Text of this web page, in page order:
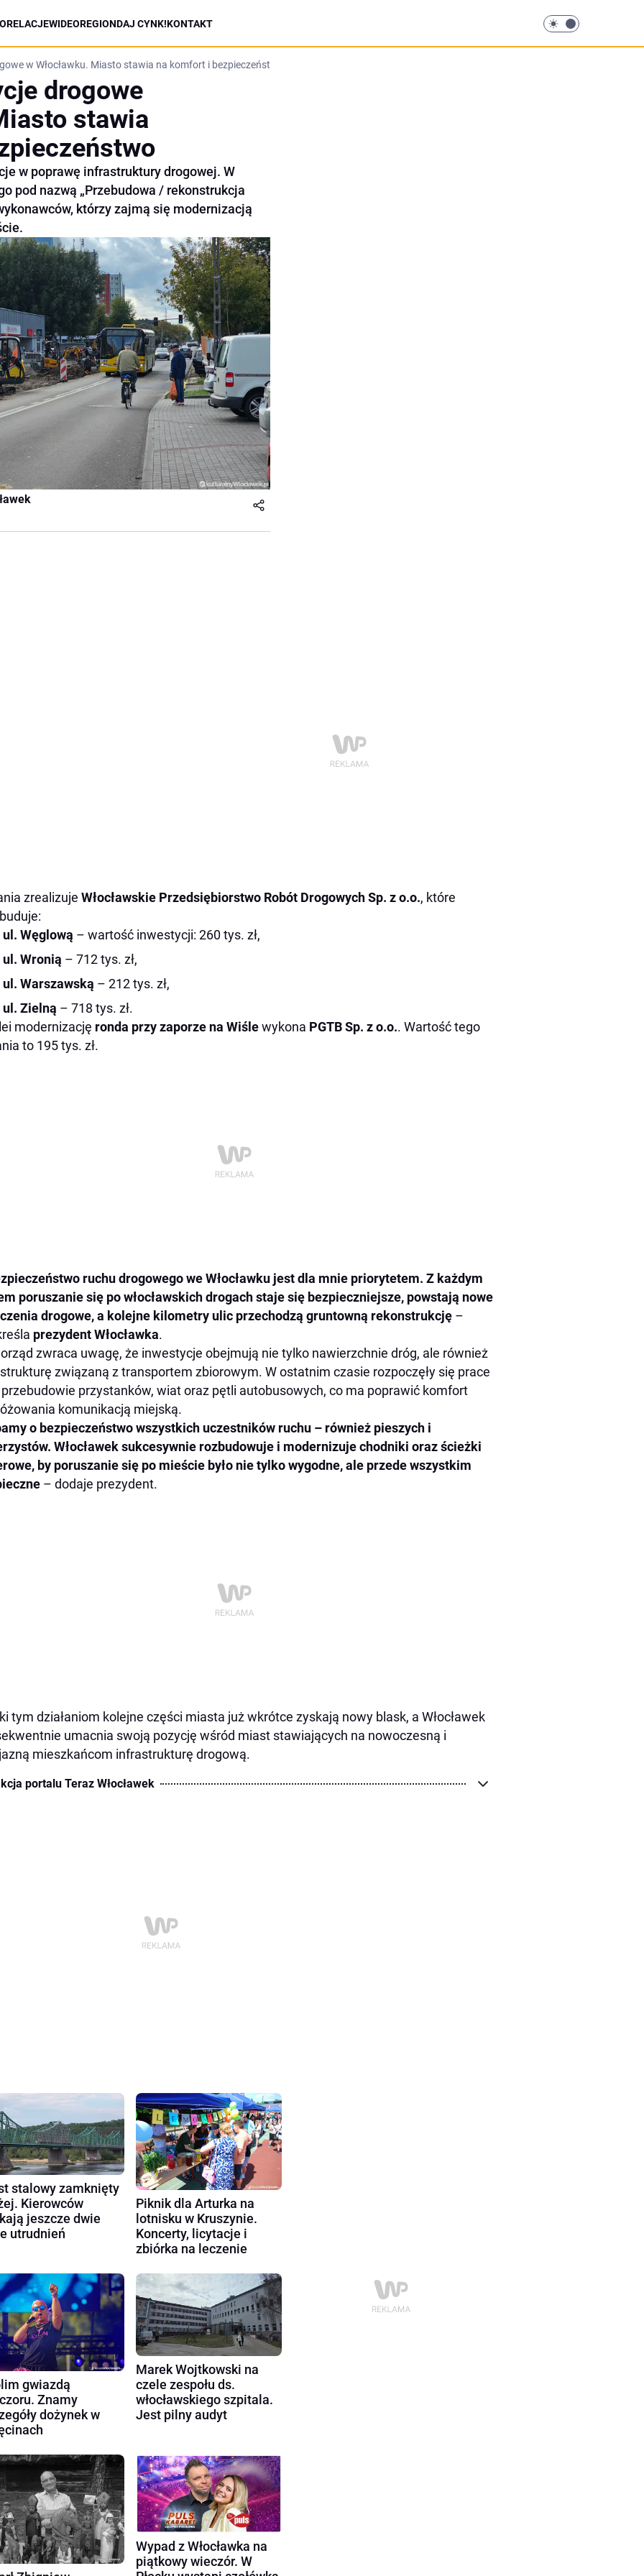
WIDEOREGIONDAJ CYNK!KONTAKT
w Włocławku. Miasto stawia na komfort i bezpieczeństwo
drogowe
stawia
w poprawę infrastruktury drogowej. W
pod nazwą „Przebudowa / rekonstrukcja
którzy zajmą się modernizacją
zrealizuje Włocławskie Przedsiębiorstwo Robót Drogowych Sp. z o.o., które
ul. Węglową – wartość inwestycji: 260 tys. zł,
ul. Wronią – 712 tys. zł,
ul. Warszawską – 212 tys. zł,
ul. Zielną – 718 tys. zł.
modernizację ronda przy zaporze na Wiślewykona PGTB Sp. z o.o.. Wartość tego
to 195 tys. zł.
ruchu drogowego we Włocławku jest dla mnie priorytetem. Z każdym
poruszanie się po włocławskich drogach staje się bezpieczniejsze, powstają nowe
drogowe, a kolejne kilometry ulic przechodzą gruntowną rekonstrukcję –
prezydent Włocławka.
zwraca uwagę, że inwestycje obejmują nie tylko nawierzchnie dróg, ale również
związaną z transportem zbiorowym. W ostatnim czasie rozpoczęły się prace
przystanków, wiat oraz pętli autobusowych, co ma poprawić komfort
komunikacją miejską.
o bezpieczeństwo wszystkich uczestników ruchu – również pieszych i
Włocławek sukcesywnie rozbudowuje i modernizuje chodniki oraz ścieżki
by poruszanie się po mieście było nie tylko wygodne, ale przede wszystkim
– dodaje prezydent.
tym działaniom kolejne części miasta już wkrótce zyskają nowy blask, a Włocławek
umacnia swoją pozycję wśród miast stawiających na nowoczesną i
mieszkańcom infrastrukturę drogową.
portalu Teraz Włocławek
stalowy zamknięty
Kierowców
jeszcze dwie
utrudnień
Piknik dla Arturka na
lotnisku w Kruszynie.
Koncerty, licytacje i
zbiórka na leczenie
gwiazdą
Znamy
dożynek w
Marek Wojtkowski na
czele zespołu ds.
włocławskiego szpitala.
Jest pilny audyt
Wypad z Włocławka na
piątkowy wieczór. W